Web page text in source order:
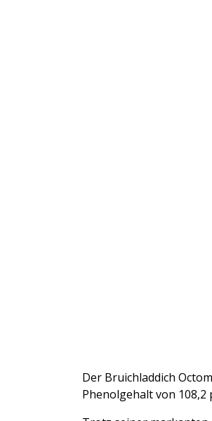
Der Bruichladdich
Phenolgehalt von 108,2